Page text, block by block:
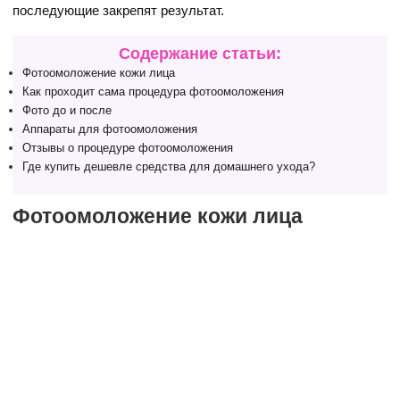
последующие закрепят результат.
Содержание статьи:
Фотоомоложение кожи лица
Как проходит сама процедура фотоомоложения
Фото до и после
Аппараты для фотоомоложения
Отзывы о процедуре фотоомоложения
Где купить дешевле средства для домашнего ухода?
Фотоомоложение кожи лица